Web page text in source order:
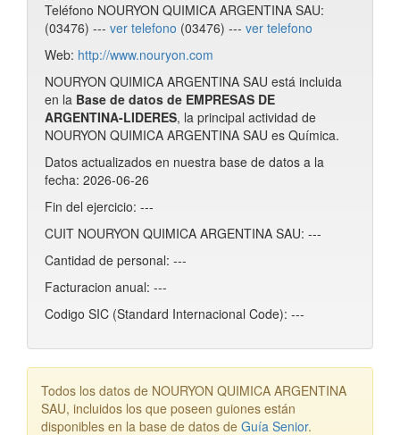
Teléfono NOURYON QUIMICA ARGENTINA SAU:
(03476) --- ver telefono (03476) --- ver telefono
Web: http://www.nouryon.com
NOURYON QUIMICA ARGENTINA SAU está incluida
en la Base de datos de EMPRESAS DE
ARGENTINA-LIDERES, la principal actividad de
NOURYON QUIMICA ARGENTINA SAU es Química.
Datos actualizados en nuestra base de datos a la
fecha: 2026-06-26
Fin del ejercicio: ---
CUIT NOURYON QUIMICA ARGENTINA SAU: ---
Cantidad de personal: ---
Facturacion anual: ---
Codigo SIC (Standard Internacional Code): ---
Todos los datos de NOURYON QUIMICA ARGENTINA
SAU, incluidos los que poseen guiones están
disponibles en la base de datos de Guía Senior.